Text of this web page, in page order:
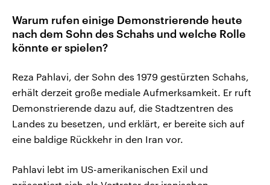
Warum rufen einige Demonstrierende heute
nach dem Sohn des Schahs und welche Rolle
könnte er spielen?
Reza Pahlavi, der Sohn des 1979 gestürzten Schahs,
erhält derzeit große mediale Aufmerksamkeit. Er ruft
Demonstrierende dazu auf, die Stadtzentren des
Landes zu besetzen, und erklärt, er bereite sich auf
eine baldige Rückkehr in den Iran vor.
Pahlavi lebt im US-amerikanischen Exil und